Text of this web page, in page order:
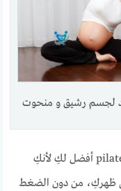
لجسم رشيق و منحوت
*إن كنتِ حامل فإن تمارين الـ pilates أفضل لكِ لأنكِ
ظهركِ، من دون الضغط